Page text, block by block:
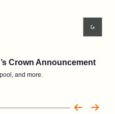
Crown Announcement
and more.